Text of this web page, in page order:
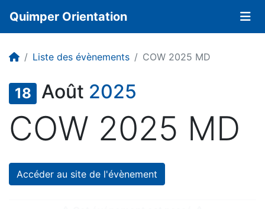
Quimper Orientation
Liste des évènements COW 2025 MD
18 Août 2025
COW 2025 MD
Accéder au site de l'évènement